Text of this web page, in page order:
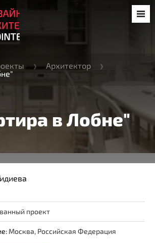
Архитектор
в Лобне"
проект
Москва, Российская Федерация